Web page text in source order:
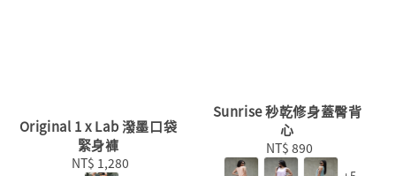
Original 1 x Lab 潑墨口袋
緊身褲
Regular
NT$ 1,280
Sunrise 秒乾修身蓋臀背
心
Regular
price
NT$ 890